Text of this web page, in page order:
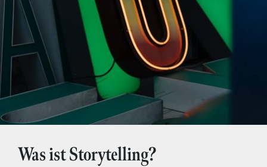
Was ist Storytelling?